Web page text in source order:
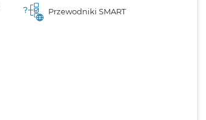
Przewodniki SMART